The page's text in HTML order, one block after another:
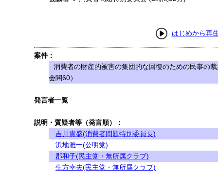
はじめから再
案件：
消費者の財産的被害の集団的な回復のための民事の
会閣60）
発言者一覧
説明・質疑者等（発言順）：
吉川貴盛(消費者問題特別委員長)
浜地雅一(公明党)
郡和子(民主党・無所属クラブ)
生方幸夫(民主党・無所属クラブ)